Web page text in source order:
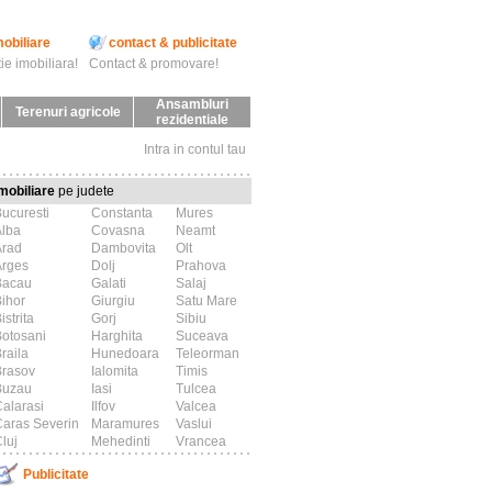
contact & publicitate
imobiliara! Contact & promovare!
Terenuri agricole
Ansambluri
rezidentiale
Intra in contul tau
pe judete
Constanta
Mures
Covasna
Neamt
Dambovita
Olt
Dolj
Prahova
Galati
Salaj
Giurgiu
Satu Mare
Gorj
Sibiu
Harghita
Suceava
Hunedoara
Teleorman
Ialomita
Timis
Iasi
Tulcea
Ilfov
Valcea
Severin
Maramures
Vaslui
Mehedinti Vrancea
Publicitate